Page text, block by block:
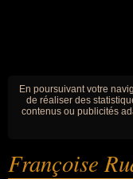
En poursuivant votre
de réaliser des
contenus ou publicités
Françoise